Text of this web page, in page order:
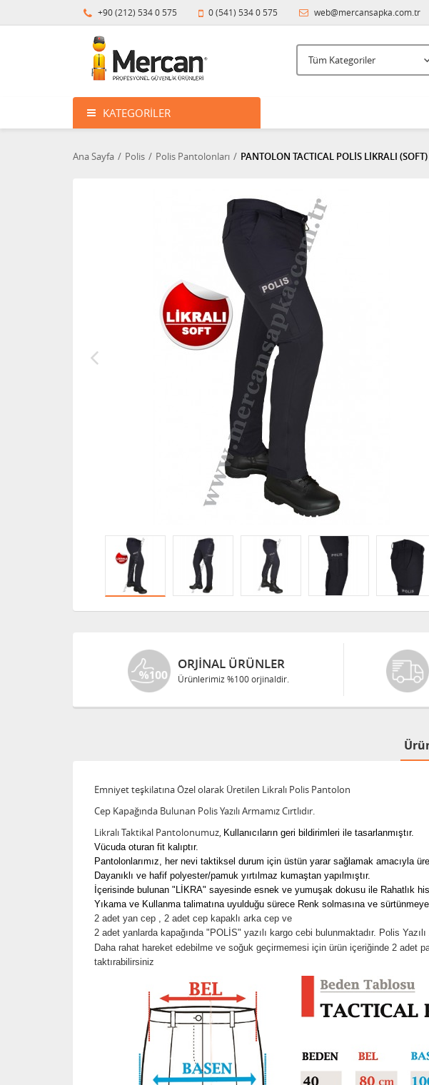
+90 (212) 534 0 575 0 (541) 534 0 575 web@mercansapka.com.tr
KATEGORILER
Ana Sayfa Polis Polis Pantolonları PANTOLON TACTICAL POLİS LİKRALI (SOFT)
ORJINAL ÜRÜNLER
Ürünlerimiz %100 orjinaldir.
Emniyet teşkilatına Özel olarak Üretilen Likralı Polis Pantolon
Cep Kapağında Bulunan Polis Yazılı Armamız Cırtlıdır.
Likralı Taktikal Pantolonumuz, ​ Kullanıcıların geri bildirimleri ile tasarlanmıştır.
Vücuda oturan fit kalıptır.
Pantolonlarımız, her nevi taktiksel durum için üstün yarar sağlamak amacıyla
Dayanıklı ve hafif polyester/pamuk yırtılmaz kumaştan yapılmıştır.
İçerisinde bulunan "LİKRA" sayesinde esnek ve yumuşak dokusu ile Rahatlık
Yıkama ve Kullanma talimatına uyulduğu sürece Renk solmasına ve sürtünmeye
2 adet yan cep , 2 adet cep kapaklı arka cep ve
2 adet yanlarda kapağında "POLİS" yazılı kargo cebi bulunmaktadır. Polis Yazılı
Daha rahat hareket edebilme ve soğuk geçirmemesi için ürün içeriğinde 2 adet
taktırabilirsiniz